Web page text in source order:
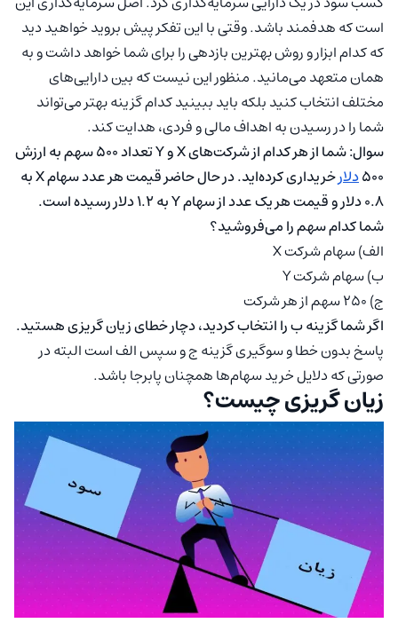
است که هدفمند باشد. وقتی با این تفکر پیش بروید خواهید دید
که کدام ابزار و روش بهترین بازدهی را برای شما خواهد داشت و به
همان متعهد می‌مانید. منظور این نیست که بین دارایی‌های
مختلف انتخاب کنید بلکه باید ببینید کدام گزینه بهتر می‌تواند
شما را در رسیدن به اهداف مالی و فردی، هدایت کند.
سوال: شما از هر کدام از شرکت‌های X و Y تعداد ۵۰۰ سهم به ارزش
۵۰۰دلار
خریداری کرده‌اید. در حال حاضر قیمت هر عدد سهام X به
۰.۸ دلار و قیمت هر یک عدد از سهام Y به ۱.۲ دلار رسیده است.
شما کدام سهم را می‌فروشید؟
الف) سهام شرکت X
ب) سهام شرکت Y
ج) ۲۵۰ سهم از هر شرکت
اگر شما گزینه ب را انتخاب کردید، دچار خطای زیان گریزی هستید.
پاسخ بدون خطا و سوگیری گزینه ج و سپس الف است البته در
صورتی که دلایل خرید سهام‌ها همچنان پابرجا باشد.
زیان گریزی چیست؟